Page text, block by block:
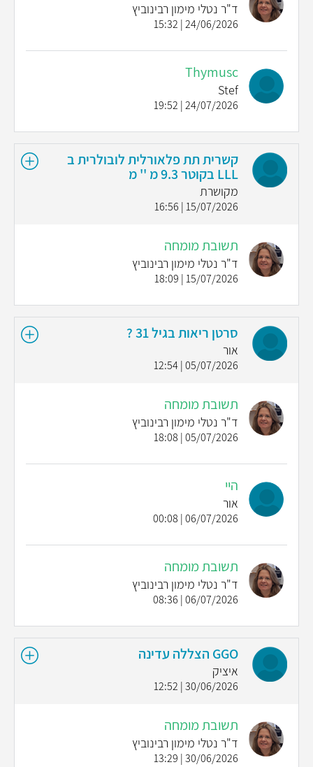
ד"ר נטלי מימון רבינוביץ
24/06/2026 | 15:32
Thymusc
Stef
24/07/2026 | 19:52
קשרית תת פלאורלית לובולרית ב
LLL בקוטר 9.3 מ '' מ
מקושרת
15/07/2026 | 16:56
תשובת מומחה
ד"ר נטלי מימון רבינוביץ
15/07/2026 | 18:09
סרטן ריאות בגיל 31 ?
אור
05/07/2026 | 12:54
תשובת מומחה
ד"ר נטלי מימון רבינוביץ
05/07/2026 | 18:08
היי
אור
06/07/2026 | 00:08
תשובת מומחה
ד"ר נטלי מימון רבינוביץ
06/07/2026 | 08:36
GGO הצללה עדינה
איציק
30/06/2026 | 12:52
תשובת מומחה
ד"ר נטלי מימון רבינוביץ
30/06/2026 | 13:29